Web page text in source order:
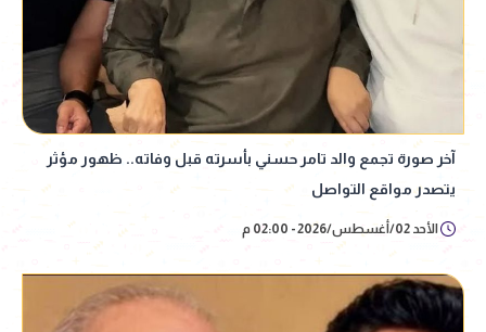
آخر صورة تجمع والد تامر حسني بأسرته قبل وفاته.. ظهور مؤثر
يتصدر مواقع التواصل
الأحد 02/أغسطس/2026 - 02:00 م